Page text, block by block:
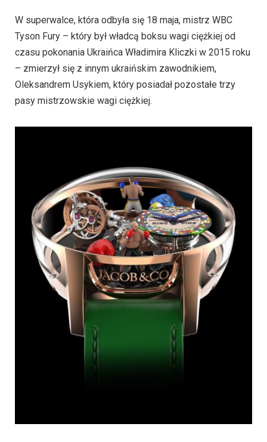
W superwalce, która odbyła się 18 maja, mistrz WBC
Tyson Fury – który był władcą boksu wagi ciężkiej od
czasu pokonania Ukraińca Władimira Kliczki w 2015 roku
– zmierzył się z innym ukraińskim zawodnikiem,
Oleksandrem Usykiem, który posiadał pozostałe trzy
pasy mistrzowskie wagi ciężkiej.